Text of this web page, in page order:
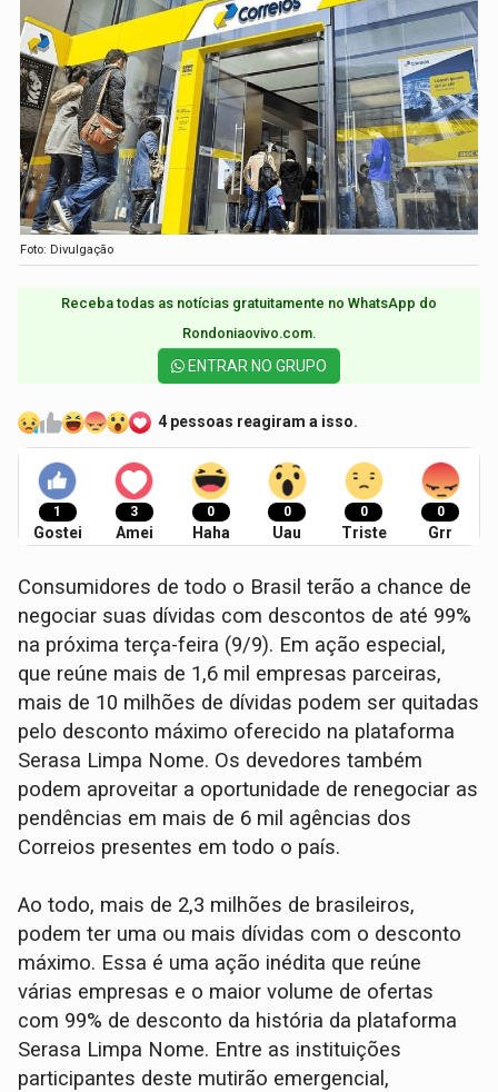
Foto: Divulgação
Receba todas as notícias gratuitamente no WhatsApp do
Rondoniaovivo.com.​
ENTRAR NO GRUPO
4 pessoas reagiram a isso.
1
Gostei
3
Amei
0
Haha
0
Uau
0
Triste
0
Grr
Consumidores de todo o Brasil terão a chance de
negociar suas dívidas com descontos de até 99%
na próxima terça-feira (9/9). Em ação especial,
que reúne mais de 1,6 mil empresas parceiras,
mais de 10 milhões de dívidas podem ser quitadas
pelo desconto máximo oferecido na plataforma
Serasa Limpa Nome. Os devedores também
podem aproveitar a oportunidade de renegociar as
pendências em mais de 6 mil agências dos
Correios presentes em todo o país.
Ao todo, mais de 2,3 milhões de brasileiros,
podem ter uma ou mais dívidas com o desconto
máximo. Essa é uma ação inédita que reúne
várias empresas e o maior volume de ofertas
com 99% de desconto da história da plataforma
Serasa Limpa Nome. Entre as instituições
participantes deste mutirão emergencial,